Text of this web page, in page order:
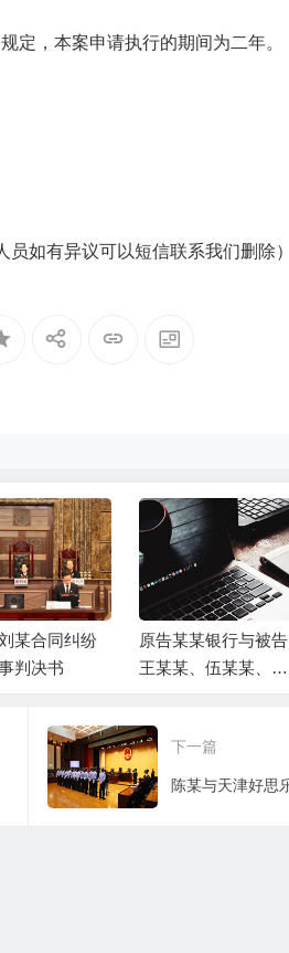
定，本案申请执行的期间为二年。
员如有异议可以短信联系我们删除）
某合同纠纷
判决书
原告某某银行与被告
王某某、伍某某、被
借款合同纠纷一审民
事判决书
下一篇